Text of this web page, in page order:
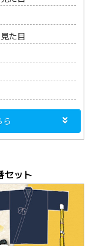
た目
セット